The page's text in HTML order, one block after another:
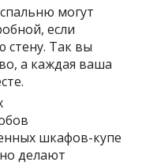
могут
если
стену. Так вы
а каждая ваша
шкафов-купе
делают